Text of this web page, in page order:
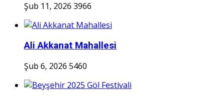
Şub 11, 2026 3966
Ali Akkanat Mahallesi
Şub 6, 2026 5460